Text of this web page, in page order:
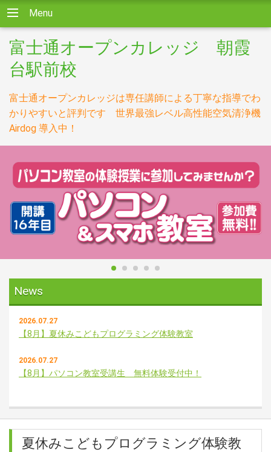
Menu
富士通オープンカレッジ 朝霞
台駅前校
富士通オープンカレッジは専任講師による丁寧な指導でわ
かりやすいと評判です 世界最強レベル高性能空気清浄機
Airdog 導入中！
News
2026.07.27
【8月】夏休みこどもプログラミング体験教室
2026.07.27
【8月】パソコン教室受講生 無料体験受付中！
夏休みこどもプログラミング体験教